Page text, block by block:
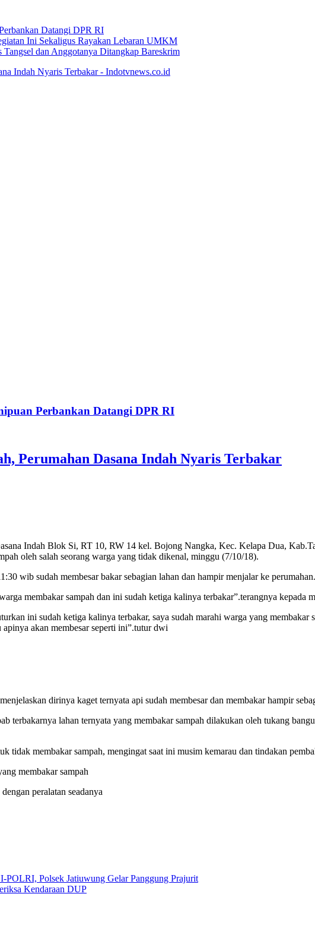
Datangi DPR RI
Ini Sekaligus Rayakan Lebaran UMKM
dan Anggotanya Ditangkap Bareskrim
Perbankan Datangi DPR RI
Perumahan Dasana Indah Nyaris Terbakar
Indah Blok Si, RT 10, RW 14 kel. Bojong Nangka, Kec. Kelapa Dua,
oleh salah seorang warga yang tidak dikenal, minggu (7/10/18).
wib sudah membesar bakar sebagian lahan dan hampir menjalar ke perumahan.
membakar sampah dan ini sudah ketiga kalinya terbakar”.terangnya kepada
ini sudah ketiga kalinya terbakar, saya sudah marahi warga yang membakar
akan membesar seperti ini”.tutur dwi
dirinya kaget ternyata api sudah membesar dan membakar hampir
terbakarnya lahan ternyata yang membakar sampah dilakukan oleh tukang
tidak membakar sampah, mengingat saat ini musim kemarau dan tindakan
membakar sampah
peralatan seadanya
Polsek Jatiuwung Gelar Panggung Prajurit
Kendaraan DUP